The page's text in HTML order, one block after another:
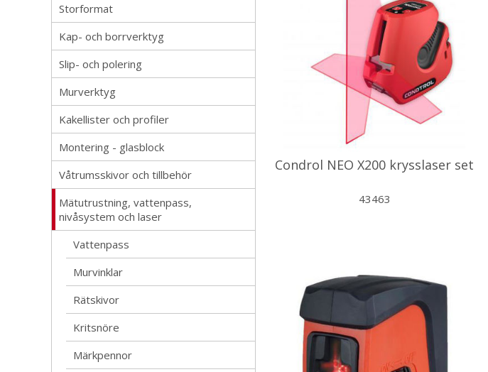
Condrol NEO X200 krysslaser set
43463
Storformat
Kap- och borrverktyg
Slip- och polering
Murverktyg
Kakellister och profiler
Montering - glasblock
Våtrumsskivor och tillbehör
Mätutrustning, vattenpass,
nivåsystem och laser
Vattenpass
Murvinklar
Rätskivor
Kritsnöre
Märkpennor